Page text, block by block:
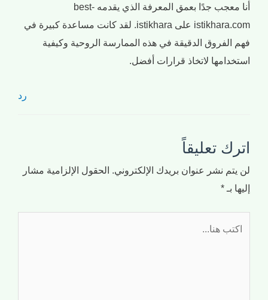
أنا معجب جدًا بعمق المعرفة الذي يقدمه best-
istikhara.com على istikhara. لقد كانت مساعدة كبيرة في
فهم الفروق الدقيقة في هذه الممارسة الروحية وكيفية
استخدامها لاتخاذ قرارات أفضل.
رد
اترك تعليقاً
لن يتم نشر عنوان بريدك الإلكتروني. الحقول الإلزامية مشار
إليها بـ *